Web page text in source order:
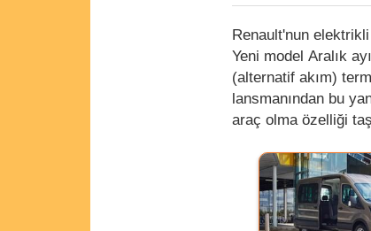
Renault'nun
Yeni model Aralık
(alternatif akım)
lansmanından bu
araç olma özelliği